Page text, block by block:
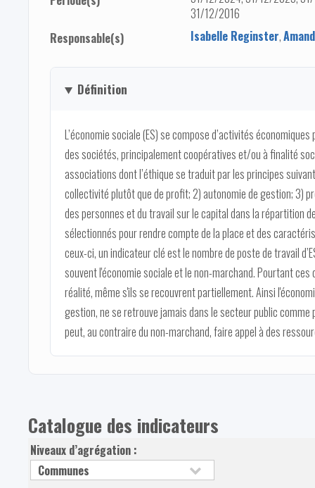
31/12/2016
Responsable(s)
Isabelle Reginster,
Définition
L’économie sociale (ES) se compose d’activités
des sociétés, principalement coopératives et/ou à finalité
associations dont l’éthique se traduit par les principes
collectivité plutôt que de profit; 2) autonomie de gestion; 3)
des personnes et du travail sur le capital dans la répartition
sélectionnés pour rendre compte de la place et des
ceux-ci, un indicateur clé est le nombre de poste de travail
souvent l'économie sociale et le non-marchand. Pourtant
réalité, même s'ils se recouvrent partiellement. Ainsi
gestion, ne se retrouve jamais dans le secteur public
peut, au contraire du non-marchand, faire appel à des
Catalogue des indicateurs
Niveaux d’agrégation :